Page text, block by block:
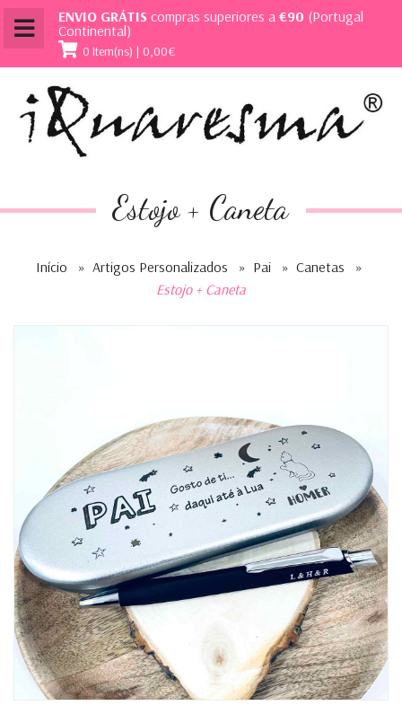
ENVIO GRÁTIS compras superiores a €90 (Portugal
Continental)
0 Item(ns) | 0,00€
Estojo + Caneta
Início » Artigos Personalizados » Pai » Canetas
»
Estojo + Caneta